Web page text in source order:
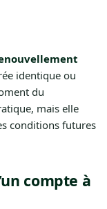
identique ou
du
mais elle
conditions futures
compte à